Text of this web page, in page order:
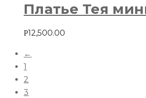
Платье Тея
Р12,500.00
←
1
2
3